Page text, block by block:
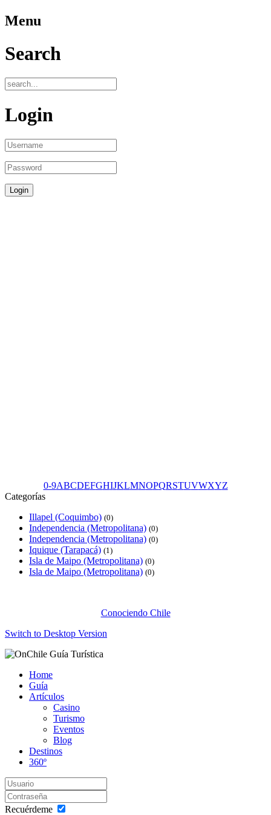
Menu
Search
Login
0-9ABCDEFGHIJKLMNOPQRSTUVWXYZ
Categorías
Illapel (Coquimbo) (0)
Independencia (Metropolitana) (0)
Independencia (Metropolitana) (0)
Iquique (Tarapacá) (1)
Isla de Maipo (Metropolitana) (0)
Isla de Maipo (Metropolitana) (0)
Conociendo Chile
Switch to Desktop Version
Home
Guía
Artículos
Casino
Turismo
Eventos
Blog
Destinos
360º
Recuérdeme